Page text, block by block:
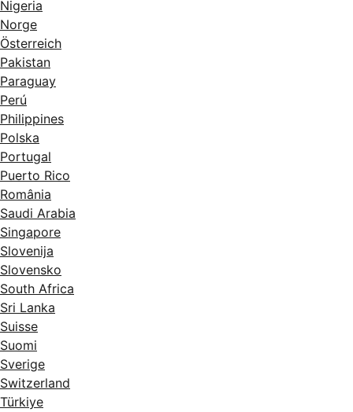
Nigeria
Norge
Österreich
Pakistan
Paraguay
Perú
Philippines
Polska
Portugal
Puerto Rico
România
Saudi Arabia
Singapore
Slovenija
Slovensko
South Africa
Sri Lanka
Suisse
Suomi
Sverige
Switzerland
Türkiye